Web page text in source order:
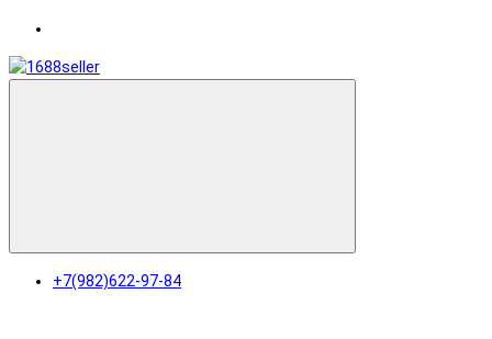
+7(982)622-97-84